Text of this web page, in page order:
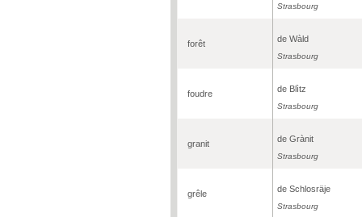
Strasbourg
forêt de Wàld
Strasbourg
foudre de Blìtz
Strasbourg
granit de Grànit
Strasbourg
grêle de Schlosräje
Strasbourg